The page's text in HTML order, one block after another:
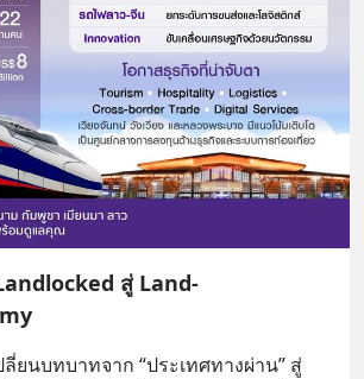
สู่ Land-
ยนบทบาทจาก “ประเทศทางผ่าน” สู่